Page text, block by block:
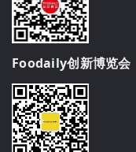
Foodaily创新博览会